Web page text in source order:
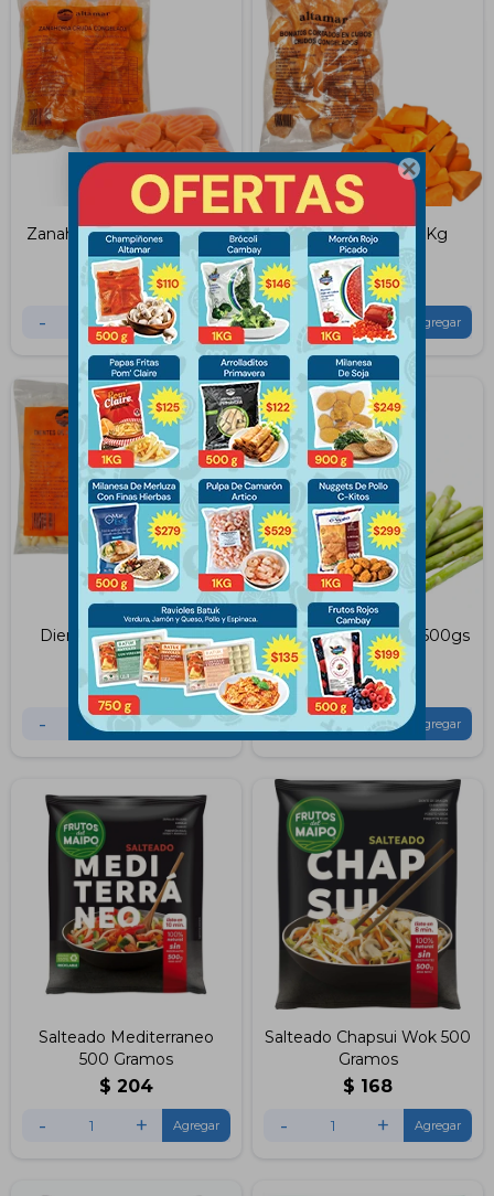

Zanahoria Altamar 500Grs
$ 124
- +
Boniato Altamar 1Kg
$ 210
- +
Dientes de Ajo 500Grs
$ 129
- +
Esparragos Altamar 500gs
$ 290
- +
Salteado Mediterraneo
500 Gramos
$ 204
- +
Salteado Chapsui Wok 500
Gramos
$ 168
- +